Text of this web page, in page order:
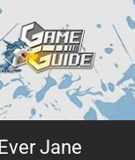
Ever Jane